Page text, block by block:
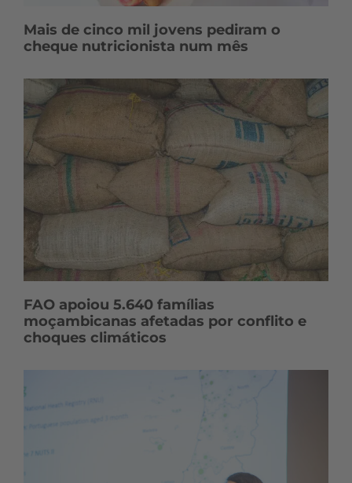
Mais de cinco mil jovens pediram o
cheque nutricionista num mês
FAO apoiou 5.640 famílias
moçambicanas afetadas por conflito e
choques climáticos